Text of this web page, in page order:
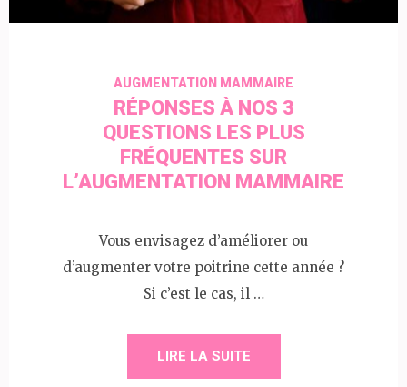
AUGMENTATION MAMMAIRE
RÉPONSES À NOS 3
QUESTIONS LES PLUS
FRÉQUENTES SUR
L’AUGMENTATION MAMMAIRE
Vous envisagez d’améliorer ou
d’augmenter votre poitrine cette année ?
Si c’est le cas, il …
LIRE LA SUITE